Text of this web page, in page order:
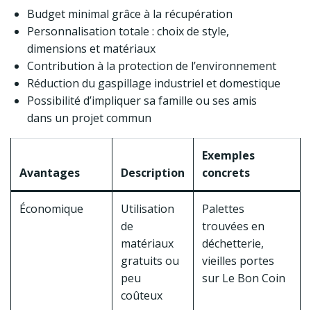
Budget minimal grâce à la récupération
Personnalisation totale : choix de style,
dimensions et matériaux
Contribution à la protection de l’environnement
Réduction du gaspillage industriel et domestique
Possibilité d’impliquer sa famille ou ses amis
dans un projet commun
Avantages Description
Exemples
concrets
Économique
Utilisation
de
matériaux
gratuits ou
peu
coûteux
Palettes
trouvées en
déchetterie,
vieilles portes
sur Le Bon Coin